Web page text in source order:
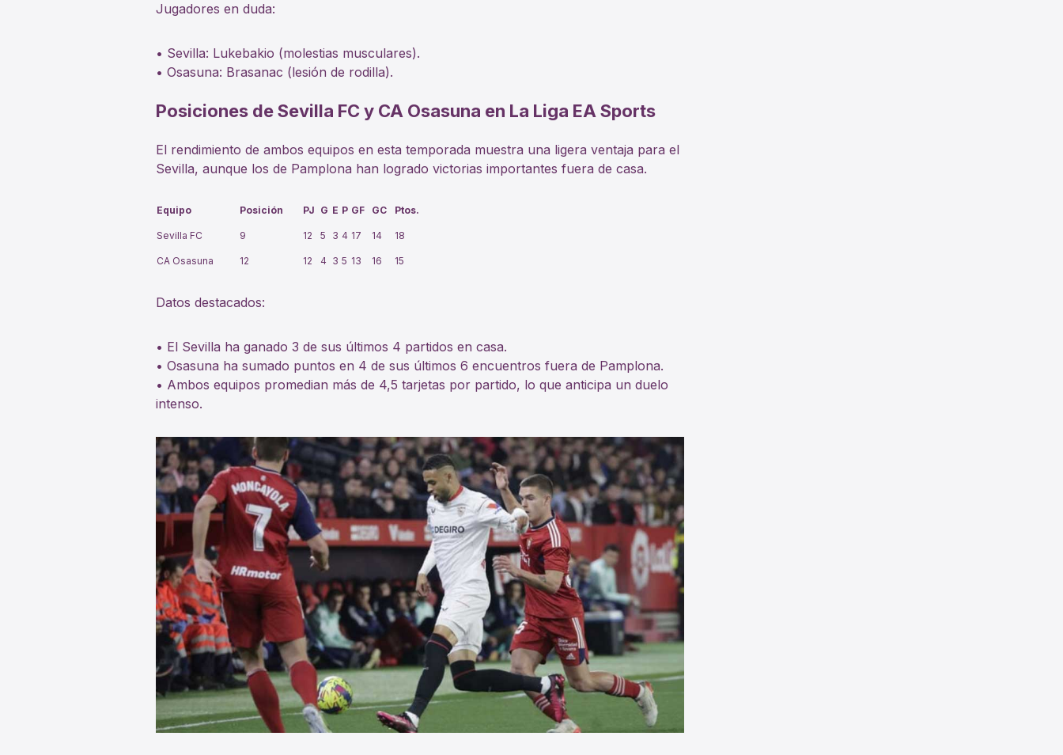
Jugadores en duda:
• Sevilla: Lukebakio (molestias musculares).
• Osasuna: Brasanac (lesión de rodilla).
Posiciones de Sevilla FC y CA Osasuna en La Liga EA Sports
El rendimiento de ambos equipos en esta temporada muestra una ligera ventaja para el
Sevilla, aunque los de Pamplona han logrado victorias importantes fuera de casa.
Equipo Posición PJ G E P GF GC Ptos.
Sevilla FC 9 12 5 3 4 17 14 18
CA Osasuna 12 12 4 3 5 13 16 15
Datos destacados:
• El Sevilla ha ganado 3 de sus últimos 4 partidos en casa.
• Osasuna ha sumado puntos en 4 de sus últimos 6 encuentros fuera de Pamplona.
• Ambos equipos promedian más de 4,5 tarjetas por partido, lo que anticipa un duelo
intenso.